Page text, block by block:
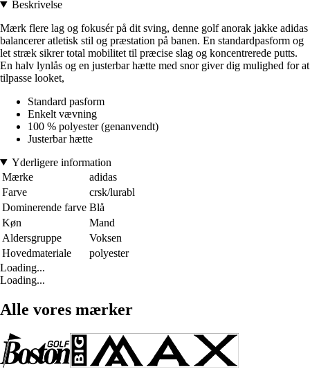
Beskrivelse
Mærk flere lag og fokusér på dit sving, denne golf anorak jakke adidas
balancerer atletisk stil og præstation på banen. En standardpasform og
let stræk sikrer total mobilitet til præcise slag og koncentrerede putts.
En halv lynlås og en justerbar hætte med snor giver dig mulighed for at
tilpasse looket,
Standard pasform
Enkelt vævning
100 % polyester (genanvendt)
Justerbar hætte
Yderligere information
Mærke
adidas
Farve
crsk/lurabl
Dominerende farve Blå
Køn
Mand
Aldersgruppe
Voksen
Hovedmateriale
polyester
Loading...
Loading...
Alle vores mærker